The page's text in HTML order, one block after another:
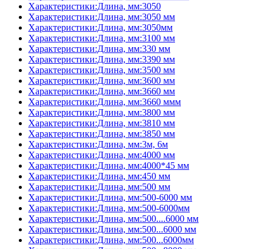
Характеристики:Длина, мм:3050
Характеристики:Длина, мм:3050 мм
Характеристики:Длина, мм:3050мм
Характеристики:Длина, мм:3100 мм
Характеристики:Длина, мм:330 мм
Характеристики:Длина, мм:3390 мм
Характеристики:Длина, мм:3500 мм
Характеристики:Длина, мм:3600 мм
Характеристики:Длина, мм:3660 мм
Характеристики:Длина, мм:3660 ммм
Характеристики:Длина, мм:3800 мм
Характеристики:Длина, мм:3810 мм
Характеристики:Длина, мм:3850 мм
Характеристики:Длина, мм:3м, 6м
Характеристики:Длина, мм:4000 мм
Характеристики:Длина, мм:4000*45 мм
Характеристики:Длина, мм:450 мм
Характеристики:Длина, мм:500 мм
Характеристики:Длина, мм:500-6000 мм
Характеристики:Длина, мм:500-6000мм
Характеристики:Длина, мм:500....6000 мм
Характеристики:Длина, мм:500...6000 мм
Характеристики:Длина, мм:500...6000мм